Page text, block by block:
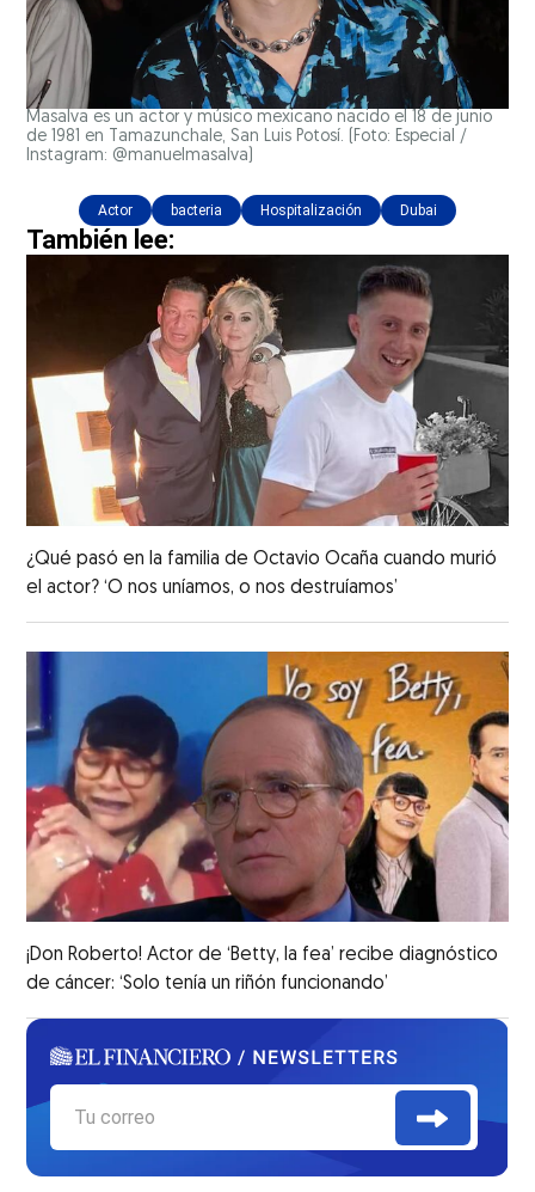
Masalva es un actor y músico mexicano nacido el 18 de junio
de 1981 en Tamazunchale, San Luis Potosí. (Foto: Especial /
Instagram: @manuelmasalva)
Actor bacteria Hospitalización Dubai
También lee:
¿Qué pasó en la familia de Octavio Ocaña cuando murió
el actor? ‘O nos uníamos, o nos destruíamos’
¡Don Roberto! Actor de ‘Betty, la fea’ recibe diagnóstico
de cáncer: ‘Solo tenía un riñón funcionando’